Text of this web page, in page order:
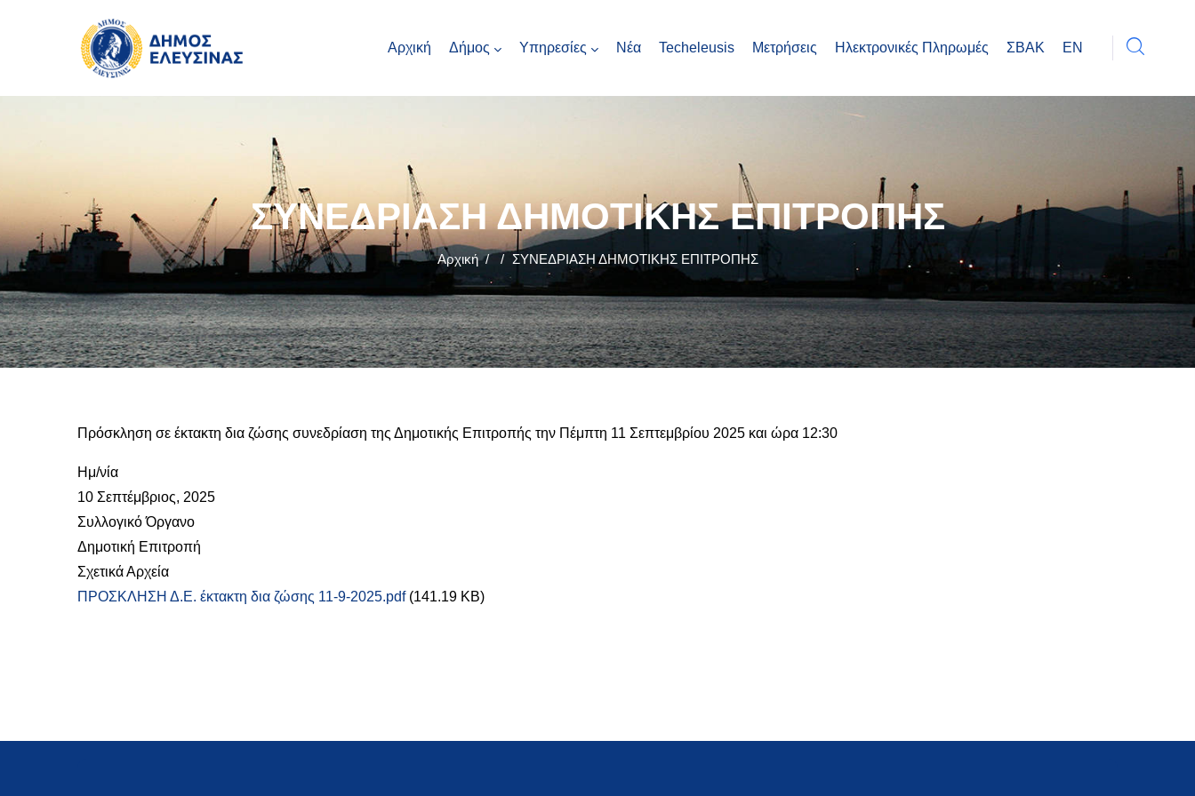
Αρχική Δήμος Υπηρεσίες Νέα Techeleusis Μετρήσεις Ηλεκτρονικές Πληρωμές ΣΒΑΚ EN
ΣΥΝΕΔΡΙΑΣΗ ΔΗΜΟΤΙΚΗΣ ΕΠΙΤΡΟΠΗΣ
Αρχική / / ΣΥΝΕΔΡΙΑΣΗ ΔΗΜΟΤΙΚΗΣ ΕΠΙΤΡΟΠΗΣ
Πρόσκληση σε έκτακτη δια ζώσης συνεδρίαση της Δημοτικής Επιτροπής την Πέμπτη 11 Σεπτεμβρίου 2025 και ώρα 12:30
Ημ/νία
10 Σεπτέμβριος, 2025
Συλλογικό Όργανο
Δημοτική Επιτροπή
Σχετικά Αρχεία
ΠΡΟΣΚΛΗΣΗ Δ.Ε. έκτακτη δια ζώσης 11-9-2025.pdf (141.19 KB)